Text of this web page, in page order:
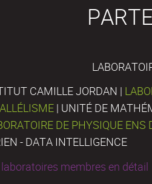
CAMILLE JORDAN |
| UNITÉ DE
DE PHYSIQUE ENS
- DATA INTELLIGENCE
membres en détail